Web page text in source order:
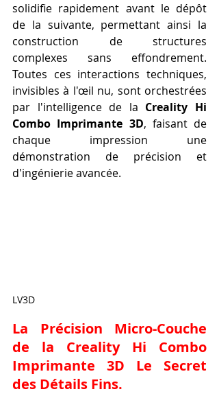
solidifie rapidement avant le dépôt
de la suivante, permettant ainsi la
construction de structures
complexes sans effondrement.
Toutes ces interactions techniques,
invisibles à l'œil nu, sont orchestrées
par l'intelligence de la Creality Hi
Combo Imprimante 3D, faisant de
chaque impression une
démonstration de précision et
d'ingénierie avancée.
LV3D
La Précision Micro-Couche
de la Creality Hi Combo
Imprimante 3D Le Secret
des Détails Fins.